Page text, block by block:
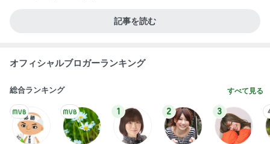
記事を読む
オフィシャルブロガーランキング
総合ランキング すべて見る
1 2 3